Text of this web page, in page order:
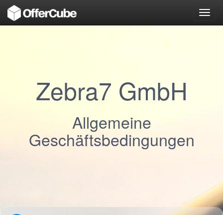
Zebra7 GmbH
Allgemeine
Geschäftsbedingungen